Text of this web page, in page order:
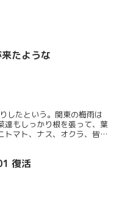
たような
したという。関東の梅雨は
達もしっかり根を張って、葉
トマト、ナス、オクラ、皆よ
復活